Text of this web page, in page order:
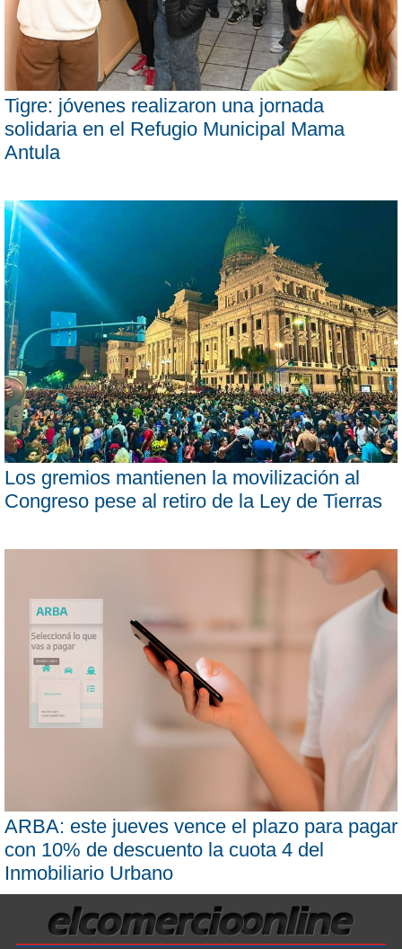
Tigre: jóvenes realizaron una jornada
solidaria en el Refugio Municipal Mama
Antula
Los gremios mantienen la movilización al
Congreso pese al retiro de la Ley de Tierras
ARBA: este jueves vence el plazo para pagar
con 10% de descuento la cuota 4 del
Inmobiliario Urbano